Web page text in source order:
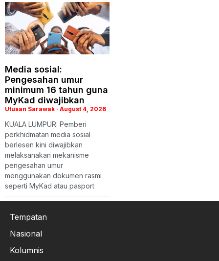
Media sosial:
Pengesahan umur
minimum 16 tahun guna
MyKad diwajibkan
Utusan Sarawak August 4, 2026
KUALA LUMPUR: Pemberi
perkhidmatan media sosial
berlesen kini diwajibkan
melaksanakan mekanisme
pengesahan umur
menggunakan dokumen rasmi
seperti MyKad atau pasport
Tempatan
Nasional
Kolumnis